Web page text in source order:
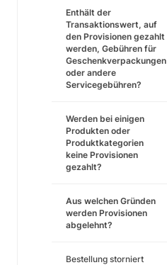
Enthält der
Transaktionswert, auf
den Provisionen gezahlt
werden, Gebühren für
Geschenkverpackungen
oder andere
Servicegebühren?
Werden bei einigen
Produkten oder
Produktkategorien
keine Provisionen
gezahlt?
Aus welchen Gründen
werden Provisionen
abgelehnt?
Bestellung storniert